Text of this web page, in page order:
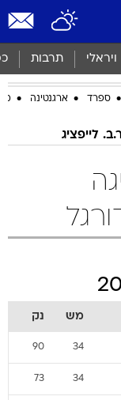
ויראלי תרבות
ספרד ארגנטינה
ר.ב. לייפציג
מש נק
34
90
34
73